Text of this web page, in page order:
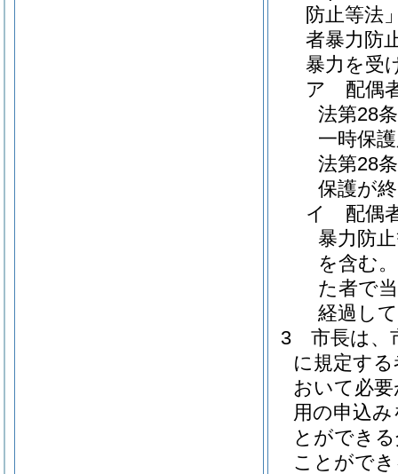
防止等法
者暴力防
暴力を受
ア
配偶
法第28
一時保
法第28
保護が
イ
配偶
暴力防
を含む
た者で
経過し
3
市長は、
に規定す
おいて必
用の申込
とができ
ことがで